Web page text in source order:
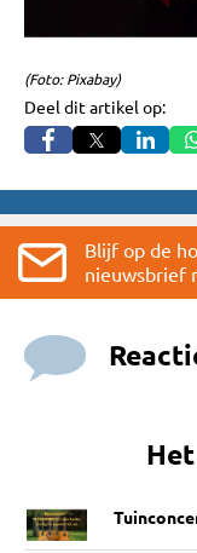
(Foto: Pixabay)
Deel dit artikel op:
Blijf op de
nieuwsbrief